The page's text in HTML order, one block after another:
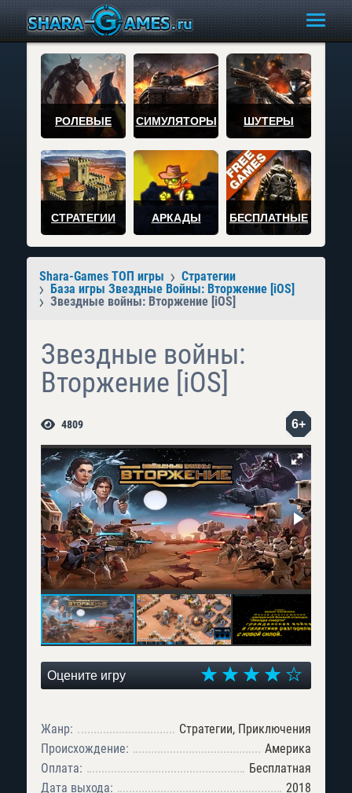
РОЛЕВЫЕ СИМУЛЯТОРЫ ШУТЕРЫ
СТРАТЕГИИ АРКАДЫ БЕСПЛАТНЫЕ
Shara-Games ТОП игры
Стратегии
База игры Звездные Войны: Вторжение [iOS]
Звездные войны: Вторжение [iOS]
Звездные войны:
Вторжение [iOS]
4809 6+
Оцените игру
Жанр:
Стратегии, Приключения
Происхождение:
Америка
Оплата:
Бесплатная
Дата выхода:
2018